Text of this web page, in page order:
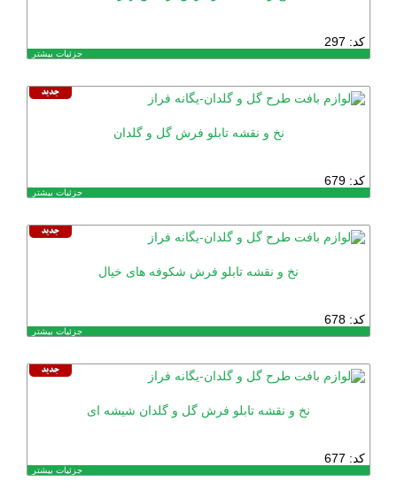
کد: 297
جزئیات بیشتر
نخ و نقشه تابلو فرش گل و گلدان
کد: 679
جزئیات بیشتر
نخ و نقشه تابلو فرش شکوفه های خیال
کد: 678
جزئیات بیشتر
نخ و نقشه تابلو فرش گل و گلدان شیشه ای
کد: 677
جزئیات بیشتر